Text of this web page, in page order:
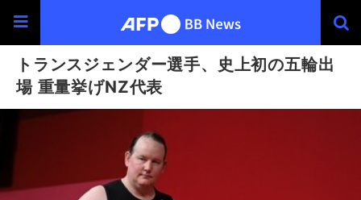
トランスジェンダー選手、史上初の五輪出
場 重量挙げNZ代表